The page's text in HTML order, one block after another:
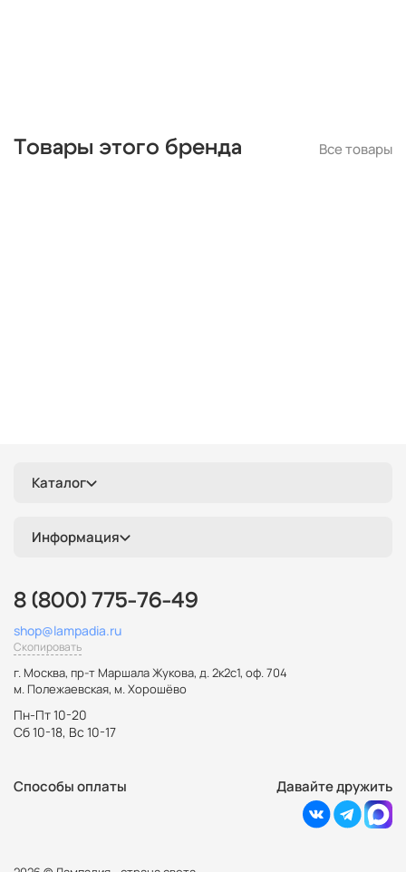
Товары этого бренда Все товары
Каталог
Информация
8 (800) 775-76-49
shop@lampadia.ru
Скопировать
г. Москва, пр-т Маршала Жукова, д. 2к2с1, оф. 704
м. Полежаевская, м. Хорошёво
Пн-Пт 10-20
Сб 10-18, Вс 10-17
Способы оплаты Давайте дружить